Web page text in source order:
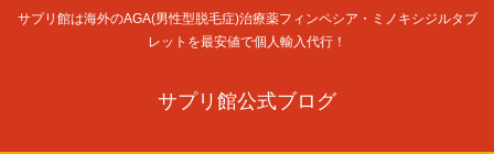
サプリ館は海外のAGA(男性型脱毛症)治療薬フィンペシア・ミノキシジルタブ
レットを最安値で個人輸入代行！
サプリ館公式ブログ